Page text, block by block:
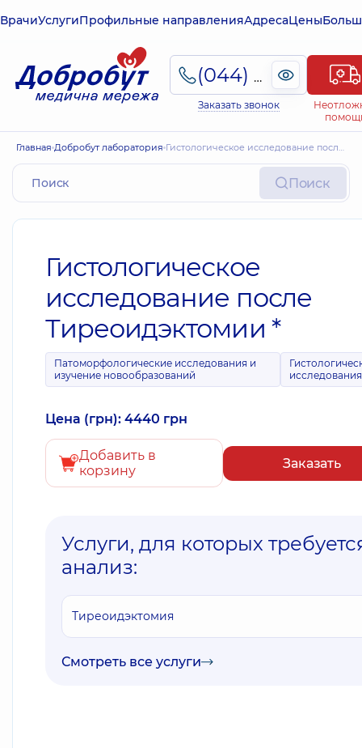
ВрачиУслугиПрофильные направленияАдресаЦены
(044) 495-2-888
Заказать звонок
Главная Добробут лаборатория Гистологическое исследование после Тиреоидэктомии *
Поиск
Гистологическое
исследование после
Тиреоидэктомии *
Патоморфологические исследования и
изучение новообразований
исследования
Цена (грн): 4440 грн
Добавить в
корзину
Заказать
Услуги, для которых
анализ:
Тиреоидэктомия
Смотреть все услуги